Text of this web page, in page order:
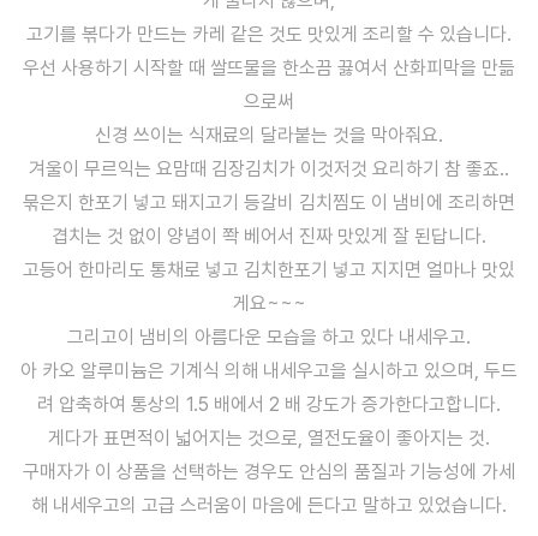
고기를 볶다가 만드는 카레 같은 것도 맛있게 조리할 수 있습니다.
우선 사용하기 시작할 때 쌀뜨물을 한소끔 끓여서 산화피막을 만듦
으로써
신경 쓰이는 식재료의 달라붙는 것을 막아줘요.
겨울이 무르익는 요맘때 김장김치가 이것저것 요리하기 참 좋죠..
묶은지 한포기 넣고 돼지고기 등갈비 김치찜도 이 냄비에 조리하면
겹치는 것 없이 양념이 쫙 베어서 진짜 맛있게 잘 된답니다.
고등어 한마리도 통채로 넣고 김치한포기 넣고 지지면 얼마나 맛있
게요~~~
그리고이 냄비의 아름다운 모습을 하고 있다 내세우고.
아 카오 알루미늄은 기계식 의해 내세우고을 실시하고 있으며, 두드
려 압축하여 통상의 1.5 배에서 2 배 강도가 증가한다고합니다.
게다가 표면적이 넓어지는 것으로, 열전도율이 좋아지는 것.
구매자가 이 상품을 선택하는 경우도 안심의 품질과 기능성에 가세
해 내세우고의 고급 스러움이 마음에 든다고 말하고 있었습니다.